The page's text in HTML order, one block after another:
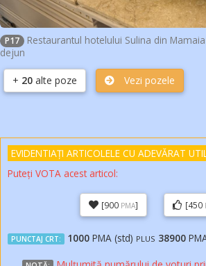
P17
Restaurantul hotelului Sulina din
dejun
+ 20 alte poze Vezi pozele
EVIDENTIAȚI ARTICOLELE CU ADEVĂRAT
Puteți VOTA acest articol:
[900 PMA] [450
PUNCTAJ CRT: 1000 PMA (std) PLUS 38900